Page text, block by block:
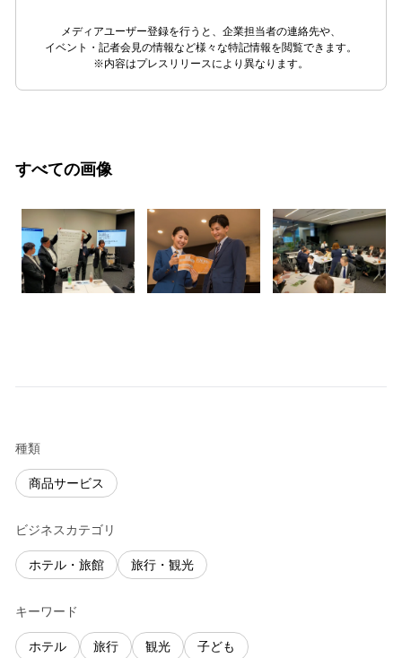
メディアユーザー登録を行うと、企業担当者の連絡先や、
イベント・記者会見の情報など様々な特記情報を閲覧できます。
※内容はプレスリリースにより異なります。
すべての画像
種類
商品サービス
ビジネスカテゴリ
ホテル・旅館 旅行・観光
キーワード
ホテル 旅行 観光 子ども